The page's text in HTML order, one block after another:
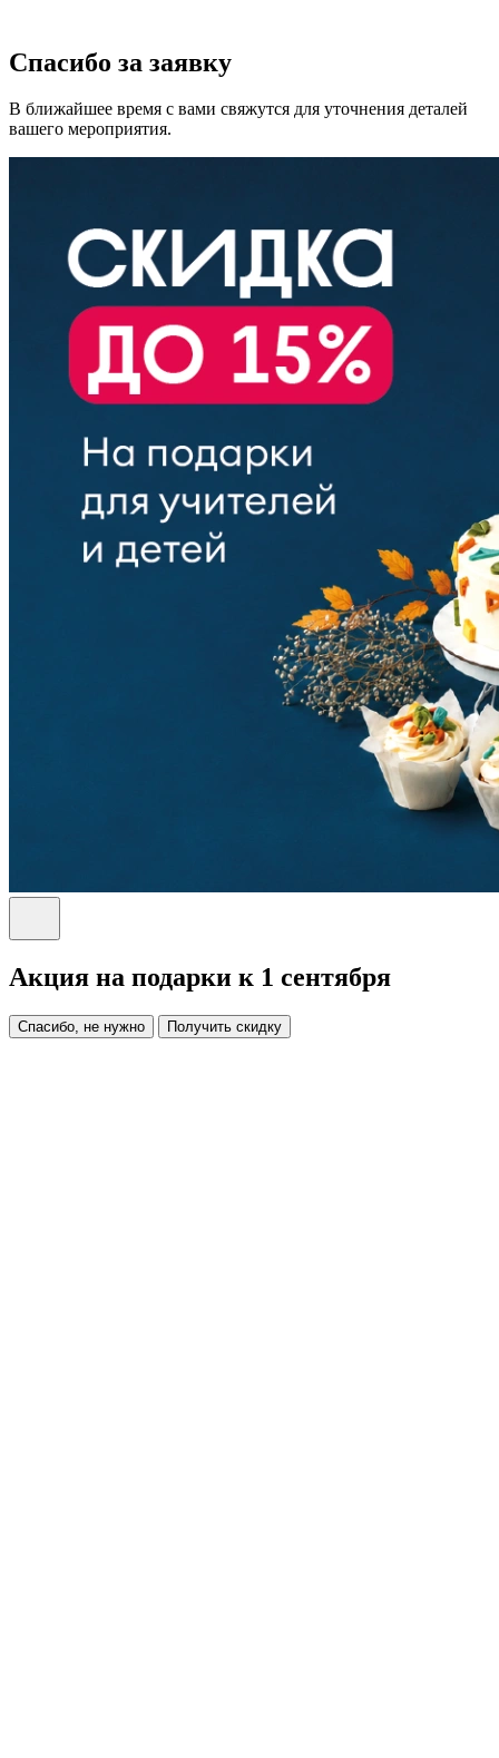
Спасибо за заявку
В ближайшее время с вами свяжутся для уточнения деталей
вашего мероприятия.
Акция на подарки к 1 сентября
Спасибо, не нужно Получить скидку